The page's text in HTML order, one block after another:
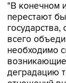
"В конечном
перестают
всего
необходимо
деградацию